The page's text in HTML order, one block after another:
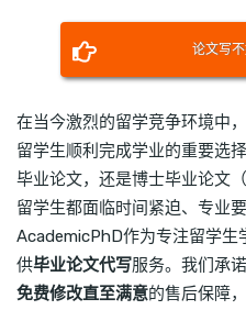
论文写不
在当今激烈的留学竞争环境中，
留学生顺利完成学业的重要选
毕业论文，还是博士毕业论文
留学生都面临时间紧迫、专业
AcademicPhD作为专注留学生
供毕业论文代写服务。我们承
免费修改直至满意的售后保障